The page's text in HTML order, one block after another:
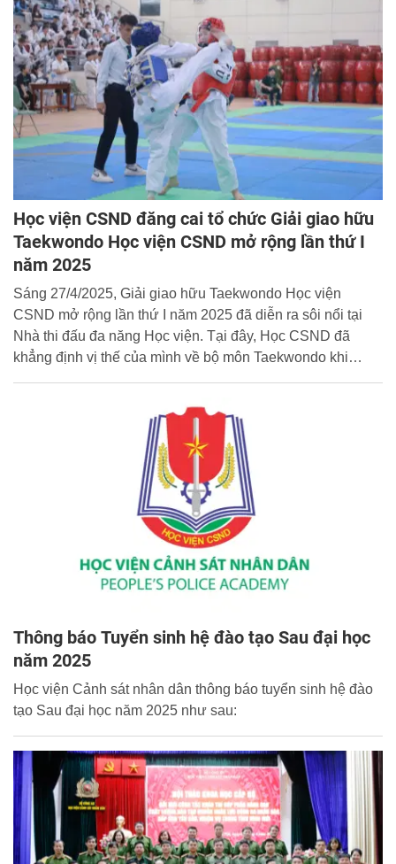
Học viện CSND đăng cai tổ chức Giải giao hữu
Taekwondo Học viện CSND mở rộng lần thứ I
năm 2025
Sáng 27/4/2025, Giải giao hữu Taekwondo Học viện
CSND mở rộng lần thứ I năm 2025 đã diễn ra sôi nổi tại
Nhà thi đấu đa năng Học viện. Tại đây, Học CSND đã
khẳng định vị thế của mình về bộ môn Taekwondo khi
Thông báo Tuyển sinh hệ đào tạo Sau đại học
năm 2025
Học viện Cảnh sát nhân dân thông báo tuyển sinh hệ đào
tạo Sau đại học năm 2025 như sau: